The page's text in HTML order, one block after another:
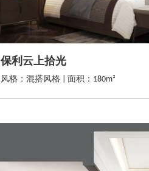
保利云上拾光
风格：混搭风格 | 面积：180m²